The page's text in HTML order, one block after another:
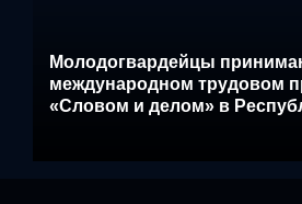
Молодогвардейцы
международном трудовом
«Словом и делом» в